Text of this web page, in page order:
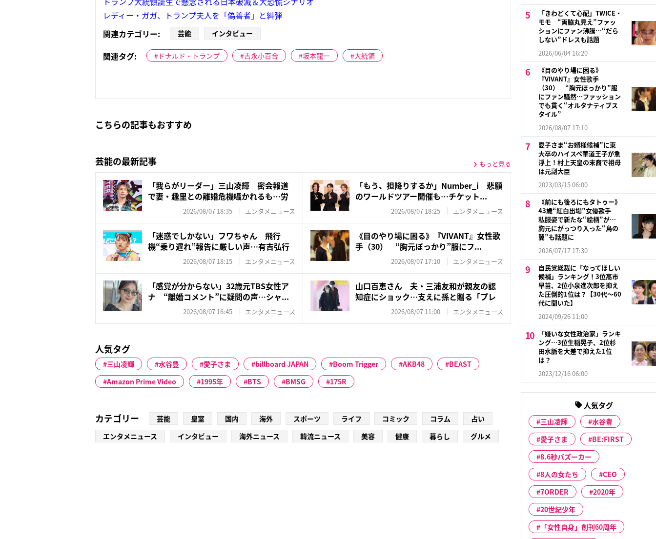
レディー・ガガ、トランプ夫人を「偽善者」と糾弾
関連カテゴリー:
芸能 インタビュー
関連タグ: ドナルド・トランプ 吉永小百合 坂本龍一 大統領
こちらの記事もおすすめ
芸能の最新記事 もっと見る
「我らがリーダー」三山凌輝 密会報道
で妻・趣里との離婚危機囁かれるも…労
2026/08/07 18:35 エンタメニュース
「もう、担降りするか」Number_i 悲願
のワールドツアー開催も…チケット...
2026/08/07 18:25 エンタメニュース
「迷惑でしかない」フワちゃん 飛行
機“乗り遅れ”報告に厳しい声…有吉弘行
2026/08/07 18:15 エンタメニュース
《目のやり場に困る》『VIVANT』女性歌
手（30） “胸元ぽっかり”服にフ...
2026/08/07 17:10 エンタメニュース
「感覚が分からない」32歳元TBS女性ア
ナ “離婚コメント”に疑問の声…シャ...
2026/08/07 16:45 エンタメニュース
山口百恵さん 夫・三浦友和が親友の認
知症にショック…支えに孫と贈る「プレ
2026/08/07 11:00 エンタメニュース
人気タグ
三山凌輝 水谷豊 愛子さま billboard JAPAN Boom Trigger AKB48
BEAST
Amazon Prime Video
1995年 BTS BMSG 175R
カテゴリー 芸能 皇室 国内 海外 スポーツ ライフ コミック コラム
占い
エンタメニュース
インタビュー 海外ニュース 韓流ニュース 美容 健康 暮らし グルメ
「きわどくて心配」TWICE・
モモ “両脇丸見え”ファッ
ションにファン沸騰…“だら
しない”ドレスも話題
2026/06/04 16:20
《目のやり場に困る》
『VIVANT』女性歌手
（30） “胸元ぽっかり”服
にファン騒然…ファッション
でも貫く“オルタナティブス
タイル”
2026/08/07 17:10
愛子さま“お婿様候補”に東
大卒のハイスペ華道王子が急
浮上！村上天皇の末裔で祖母
は元副大臣
2023/03/15 06:00
《前にも後ろにもタトゥー》
43歳“紅白出場”女優歌手
私服姿で新たな“絵柄”が…
胸元にがっつり入った“鳥の
翼”も話題に
2026/07/17 17:30
自民党総裁に「なってほしい
候補」ランキング！3位高市
早苗、2位小泉進次郎を抑え
た圧倒的1位は？【30代〜60
代に聞いた】
2024/09/26 11:00
「嫌いな女性政治家」ランキ
ング…3位生稲晃子、2位杉
田水脈を大差で抑えた1位
は？
2023/12/16 06:00
人気タグ
三山凌輝
水谷豊
愛子さま
BE:FIRST
8.6秒バズーカー
8人の女たち
CEO
7ORDER
2020年
20世紀少年
「女性自身」創刊60周年